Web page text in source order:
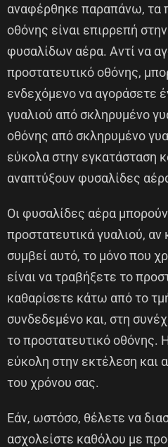
αναφέρθηκε παραπάνω, τα
οθόνης είναι επιρρεπή
φυσαλίδων αέρα. Αντί να
προστατευτικό οθόνης,
ενδεχόμενο να αγοράσετε
γυαλιού από σκληρυμένο
οθόνης από σκληρυμένο
εύκολα στην εγκατάσταση
αναπτύξουν φυσαλίδες
Οι φυσαλίδες αέρα
προστατευτικά γυαλιού,
συμβεί αυτό, το μόνο που
είναι να τραβήξετε το
καθαρίσετε κάτω από το
συνδεδεμένο και, στη
το προστατευτικό οθόνης.
εύκολη στην εκτέλεση και
του χρόνου σας.
Εάν, ωστόσο, θέλετε να
ασχολείστε καθόλου με